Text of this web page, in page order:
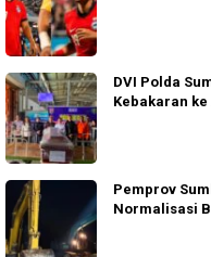
DVI Polda
Kebakaran ke
Pemprov
Normalisasi